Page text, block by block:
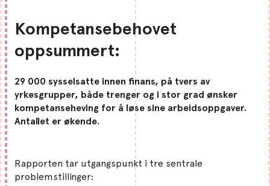
Kompetansebehovet
oppsummert:
29 000 sysselsatte innen finans, på tvers av
yrkesgrupper, både trenger og i stor grad ønsker
kompetanseheving for å løse sine arbeidsoppgaver.
Antallet er økende.
Rapporten tar utgangspunkt i tre sentrale
problemstillinger: